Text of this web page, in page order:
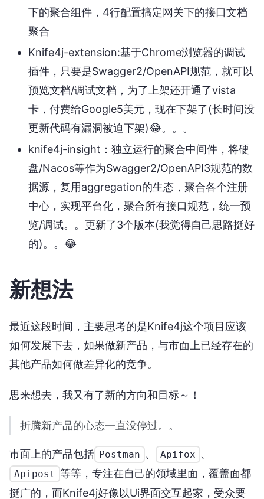
下的聚合组件，4行配置搞定网关下的接口文档
聚合
Knife4j-extension:基于Chrome浏览器的调试
插件，只要是Swagger2/OpenAPI规范，就可以
预览文档/调试文档，为了上架还开通了vista
卡，付费给Google5美元，现在下架了(长时间没
更新代码有漏洞被迫下架)😂。。。
knife4j-insight：独立运行的聚合中间件，将硬
盘/Nacos等作为Swagger2/OpenAPI3规范的数
据源，复用aggregation的生态，聚合各个注册
中心，实现平台化，聚合所有接口规范，统一预
览/调试。。更新了3个版本(我觉得自己思路挺好
的)。。😂
新想法
最近这段时间，主要思考的是Knife4j这个项目应该
如何发展下去，如果做新产品，与市面上已经存在的
其他产品如何做差异化的竞争。
思来想去，我又有了新的方向和目标～！
折腾新产品的心态一直没停过。。
市面上的产品包括 Postman 、 Apifox 、
Apipost 等等，专注在自己的领域里面，覆盖面都
挺广的，而Knife4j好像以Ui界面交互起家，受众要